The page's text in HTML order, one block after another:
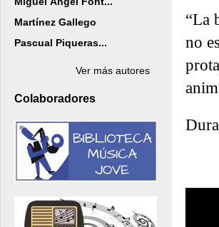
Martínez Gallego
Pascual Piqueras...
Ver más autores
Colaboradores
“La
no